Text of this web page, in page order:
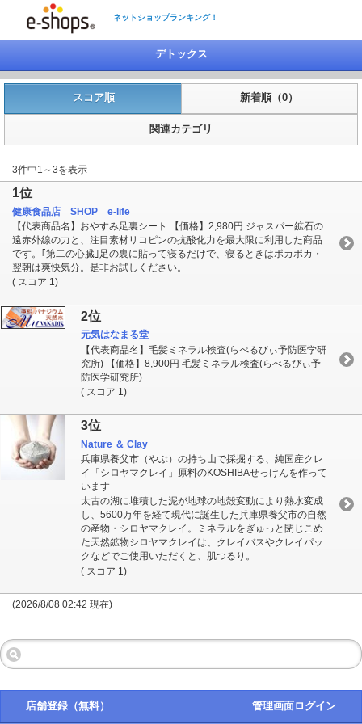
ネットショップランキング！
デトックス
スコア順 新着順（0）
関連カテゴリ
3件中1～3を表示
1位
健康食品店 SHOP e-life
【代表商品名】おやすみ足裏シート 【価格】2,980円 ジャスパー鉱石の
遠赤外線の力と、注目素材リコピンの抗酸化力を最大限に利用した商品
です。｢第二の心臓｣足の裏に貼って寝るだけで、寝るときはポカポカ・
翌朝は爽快気分。是非お試しください。
( スコア 1)
2位
元気はなまる堂
【代表商品名】毛髪ミネラル検査(らべるびぃ予防医学研
究所) 【価格】8,900円 毛髪ミネラル検査(らべるびぃ予
防医学研究所)
( スコア 1)
3位
Nature ＆ Clay
兵庫県養父市（やぶ）の持ち山で採掘する、純国産クレ
イ「シロヤマクレイ」原料のKOSHIBAせっけんを作って
います
太古の湖に堆積した泥が地球の地殻変動により熱水変成
し、5600万年を経て現代に誕生した兵庫県養父市の自然
の産物・シロヤマクレイ。ミネラルをぎゅっと閉じこめ
た天然鉱物シロヤマクレイは、クレイバスやクレイパッ
クなどでご使用いただくと、肌つるり。
( スコア 1)
(2026/8/08 02:42 現在)
店舗登録（無料） 管理画面ログイン